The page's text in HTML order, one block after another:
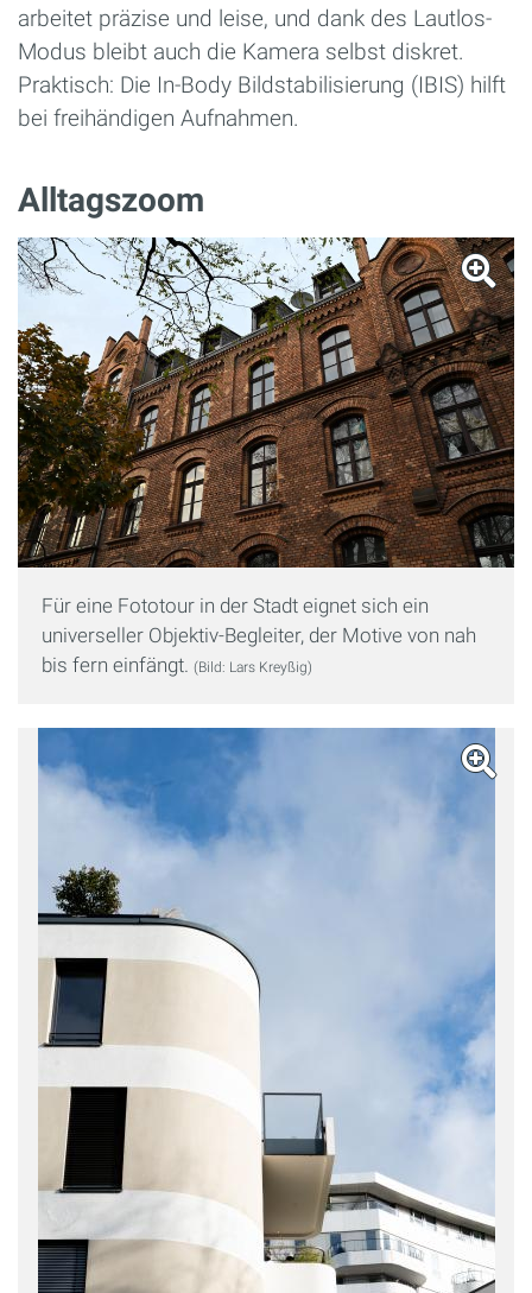
arbeitet präzise und leise, und dank des Lautlos-
Modus bleibt auch die Kamera selbst diskret.
Praktisch: Die In-Body Bildstabilisierung (IBIS) hilft
bei freihändigen Aufnahmen.
Alltagszoom
Für eine Fototour in der Stadt eignet sich ein
universeller Objektiv-Begleiter, der Motive von nah
bis fern einfängt. (Bild: Lars Kreyßig)